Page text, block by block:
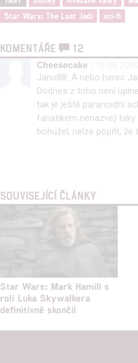
Star Wars: The Last Jedi
sci-fi
KOMENTÁŘE
12
Cheesecake
Jano88: A nebo herec
Dodnes z toho není
tak je ještě paranoidní
fanatikem nenazve)
bohužel, nelze popřít, že
SOUVISEJÍCÍ ČLÁNKY
Star Wars: Mark Hamill s
rolí Luka Skywalkera
definitivně skončil